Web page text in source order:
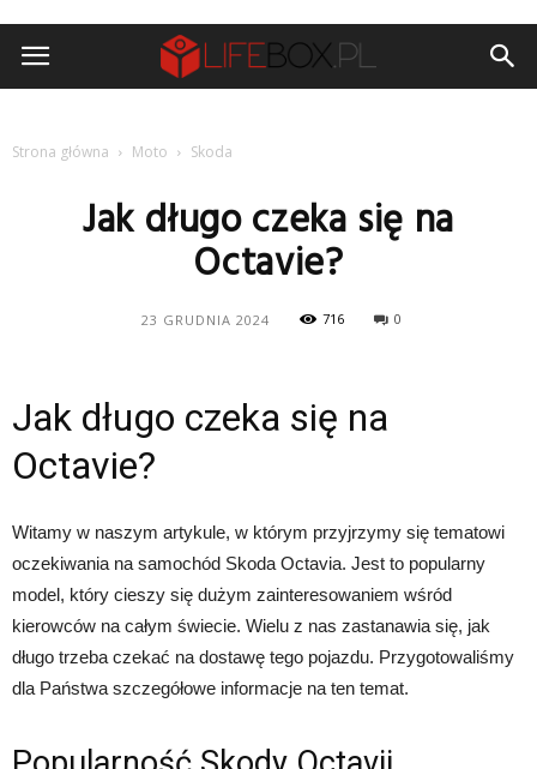
Strona główna Moto Skoda
Jak długo czeka się na
Octavie?
23 GRUDNIA 2024 716 0
Jak długo czeka się na
Octavie?
Witamy w naszym artykule, w którym przyjrzymy się tematowi
oczekiwania na samochód Skoda Octavia. Jest to popularny
model, który cieszy się dużym zainteresowaniem wśród
kierowców na całym świecie. Wielu z nas zastanawia się, jak
długo trzeba czekać na dostawę tego pojazdu. Przygotowaliśmy
dla Państwa szczegółowe informacje na ten temat.